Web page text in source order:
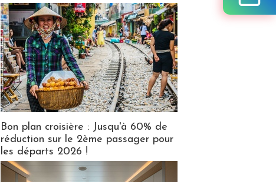
Bon plan croisière : Jusqu'à 60% de
réduction sur le 2ème passager pour
les départs 2026 !